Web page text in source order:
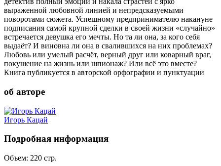
выраженной любовной линией и непредсказуемыми
поворотами сюжета. Успешному предпринимателю накануне
подписания самой крупной сделки в своей жизни «случайно»
встречается девушка его мечты. Но та ли она, за кого себя
выдаёт? И виновна ли она в свалившихся на них проблемах?
Любовь или умелый расчёт, верный друг или коварный враг,
покушение на жизнь или шпионаж? Или всё это вместе?
Книга публикуется в авторской орфографии и пунктуации
об авторе
Игорь Кацай
Подробная информация
Объем: 220 стр.